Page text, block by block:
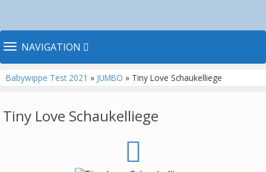
TOGGLE NAVIGATION
NAVIGATION
Babywippe Test 2021 » JUMBO » Tiny Love Schaukelliege
Tiny Love Schaukelliege